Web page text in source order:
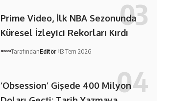
Prime Video, İlk NBA Sezonunda
Küresel İzleyici Rekorları Kırdı
TarafındanEditör 13 Tem 2026
‘Obsession’ Gişede 400 Milyon